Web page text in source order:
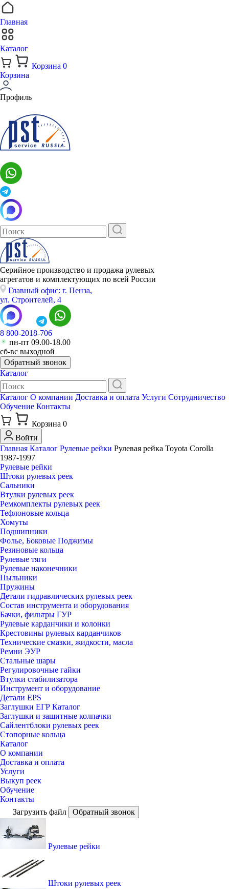
Главная
Каталог
Корзина 0
Корзина
Профиль
Серийное производство и продажа рулевых
агрегатов и комплектующих по всей России
Главный офис: г. Пенза,
ул. Строителей, 4
8 800-2018-706
пн-пт 09.00-18.00
сб-вс выходной
Обратный звонок
Каталог
Каталог О компании Доставка и оплата Услуги Сотрудничество
Обучение Контакты
Корзина 0
Войти
Главная Каталог Рулевые рейки Рулевая рейка Toyota Corolla
1987-1997
Рулевые рейки
Штоки рулевых реек
Сальники
Втулки рулевых реек
Ремкомплекты рулевых реек
Тефлоновые кольца
Хомуты
Подшипники
Фолье, Боковые Поджимы
Резиновые кольца
Рулевые тяги
Рулевые наконечники
Пыльники
Пружины
Детали гидравлических рулевых реек
Состав инструмента и оборудования
Бачки, фильтры ГУР
Рулевые карданчики и колонки
Крестовины рулевых карданчиков
Технические смазки, жидкости, масла
Ремни ЭУР
Стальные шары
Регулировочные гайки
Втулки стабилизатора
Инструмент и оборудование
Детали EPS
Заглушки ЕГР Каталог
Заглушки и защитные колпачки
Сайлентблоки рулевых реек
Стопорные кольца
Каталог
О компании
Доставка и оплата
Услуги
Выкуп реек
Обучение
Контакты
Загрузить файл
Обратный звонок
Рулевые рейки
Штоки рулевых реек